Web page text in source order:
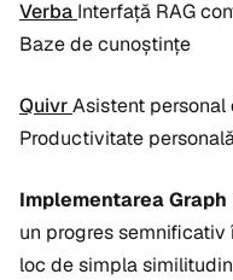
Verba Interfață RAG
Baze de cunoștințe
QuivrAsistent
Productivitate
Implementarea Graph
un progres semnificativ
loc de simpla